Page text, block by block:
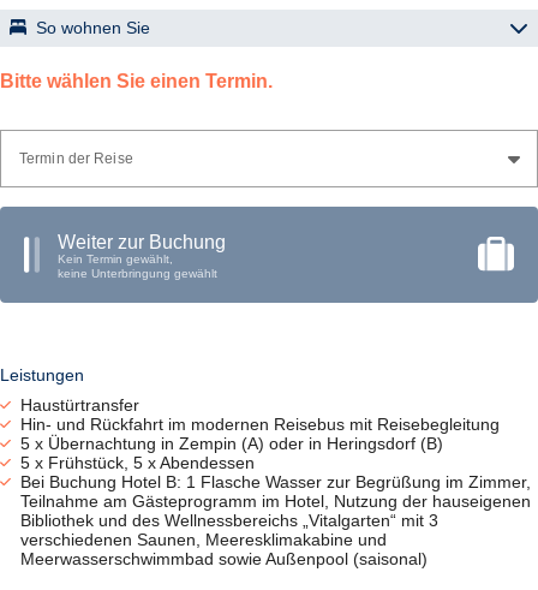
So wohnen Sie
ca. 20 m vom Ostseestrand und der Strandpromenade entfernt,
Sauna; Zimmer mit TV, Minibar, Telefon, Bad oder DU/WC, Fön und
kostenfreiem WLAN.
Zimmer zur Meerseite (Y) Promenadenseite mit Terrasse: größere
Zimmer zur Promenadenseite (Blick auf die Strandpromenade, kein
großzügige Zimmer mit Balkon
DU/WC, TV, Telefon und kostenfreiem WLAN
Bitte wählen Sie einen Termin.
Termin der Reise
Weiter zur Buchung
Kein Termin gewählt,
keine Unterbringung gewählt
Leistungen
Haustürtransfer
Hin- und Rückfahrt im modernen Reisebus mit Reisebegleitung
5 x Übernachtung in Zempin (A) oder in Heringsdorf (B)
5 x Frühstück, 5 x Abendessen
Bei Buchung Hotel B: 1 Flasche Wasser zur Begrüßung im Zimmer,
Teilnahme am Gästeprogramm im Hotel, Nutzung der hauseigenen
Bibliothek und des Wellnessbereichs „Vitalgarten“ mit 3
verschiedenen Saunen, Meeresklimakabine und
Meerwasserschwimmbad sowie Außenpool (saisonal)